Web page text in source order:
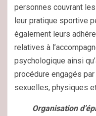
personnes couvrant
leur pratique sportive
également leurs
relatives à
psychologique ainsi
procédure engagés
sexuelles, physiques
Organisation